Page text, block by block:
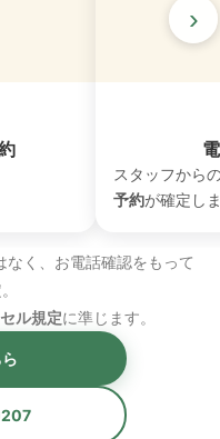
スタッフから
予約が確定し
›
く、お電話確認をもって
ル規定に準じます。